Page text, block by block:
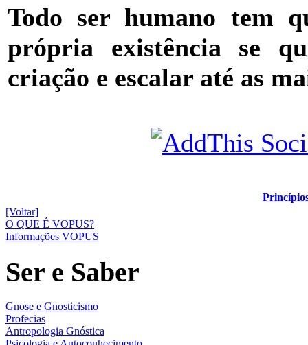
Todo ser humano tem
própria existência se
criação e escalar até as
[Voltar]
O QUE É VOPUS?
Informações VOPUS
Ser e Saber
Gnose e Gnosticismo
Profecias
Antropologia Gnóstica